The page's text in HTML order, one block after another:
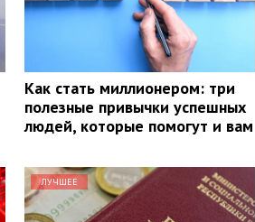
Как стать миллионером: три
полезные привычки успешных
людей, которые помогут и вам
ЛУЧШЕЕ